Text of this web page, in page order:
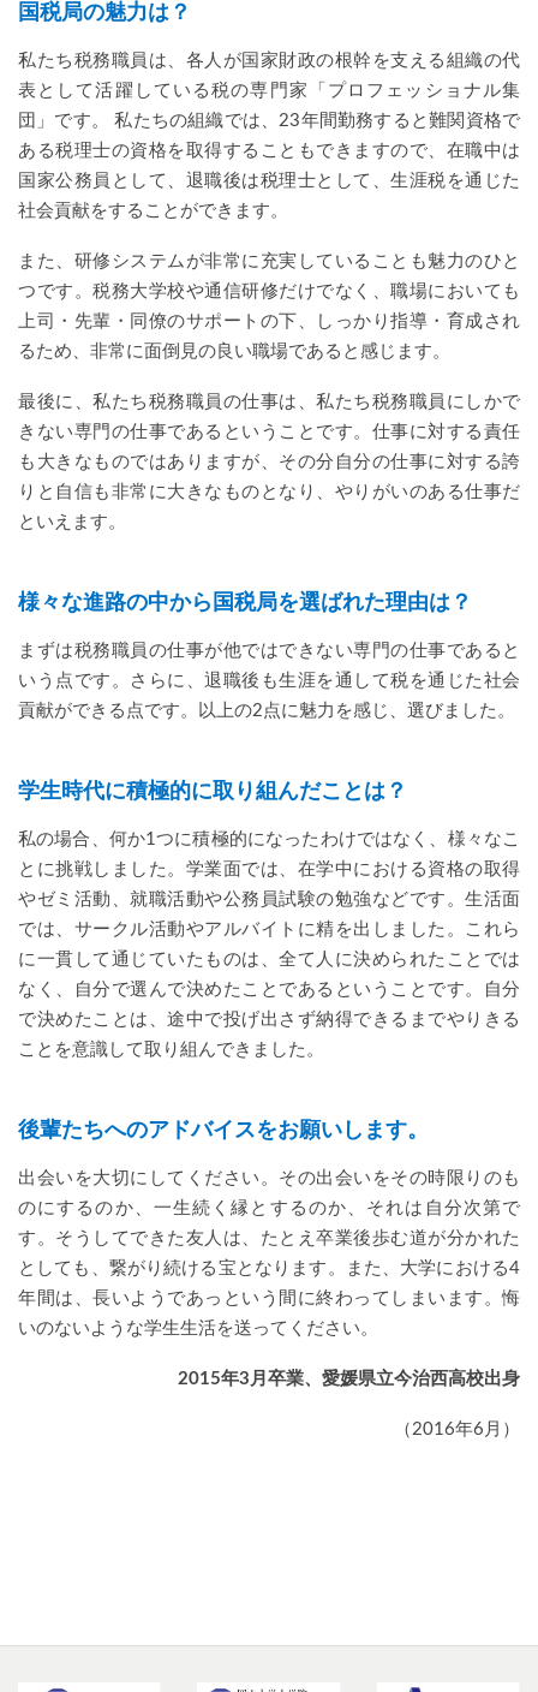
国税局の魅力は？
私たち税務職員は、各人が国家財政の根幹を支える組織の代
表として活躍している税の専門家「プロフェッショナル集
団」です。 私たちの組織では、23年間勤務すると難関資格で
ある税理士の資格を取得することもできますので、在職中は
国家公務員として、退職後は税理士として、生涯税を通じた
社会貢献をすることができます。
また、研修システムが非常に充実していることも魅力のひと
つです。税務大学校や通信研修だけでなく、職場においても
上司・先輩・同僚のサポートの下、しっかり指導・育成され
るため、非常に面倒見の良い職場であると感じます。
最後に、私たち税務職員の仕事は、私たち税務職員にしかで
きない専門の仕事であるということです。仕事に対する責任
も大きなものではありますが、その分自分の仕事に対する誇
りと自信も非常に大きなものとなり、やりがいのある仕事だ
といえます。
様々な進路の中から国税局を選ばれた理由は？
まずは税務職員の仕事が他ではできない専門の仕事であると
いう点です。さらに、退職後も生涯を通して税を通じた社会
貢献ができる点です。以上の2点に魅力を感じ、選びました。
学生時代に積極的に取り組んだことは？
私の場合、何か1つに積極的になったわけではなく、様々なこ
とに挑戦しました。学業面では、在学中における資格の取得
やゼミ活動、就職活動や公務員試験の勉強などです。生活面
では、サークル活動やアルバイトに精を出しました。これら
に一貫して通じていたものは、全て人に決められたことでは
なく、自分で選んで決めたことであるということです。自分
で決めたことは、途中で投げ出さず納得できるまでやりきる
ことを意識して取り組んできました。
後輩たちへのアドバイスをお願いします。
出会いを大切にしてください。その出会いをその時限りのも
のにするのか、一生続く縁とするのか、それは自分次第で
す。そうしてできた友人は、たとえ卒業後歩む道が分かれた
としても、繋がり続ける宝となります。また、大学における4
年間は、長いようであっという間に終わってしまいます。悔
いのないような学生生活を送ってください。
2015年3月卒業、愛媛県立今治西高校出身
（2016年6月）